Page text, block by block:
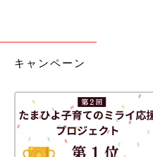
キャンペーン